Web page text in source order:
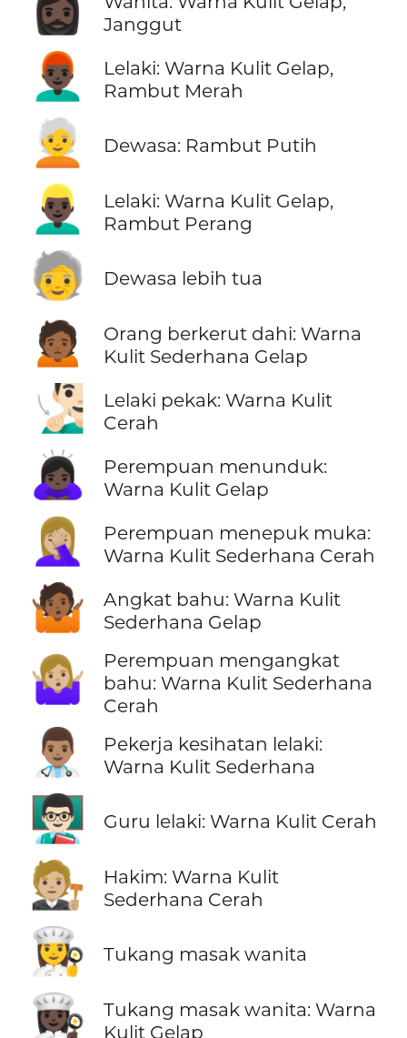
Janggut
👨🏿‍🦰
Lelaki: Warna Kulit Gelap,
Rambut Merah
🧑‍🦳 Dewasa: Rambut Putih
👱🏿‍♂️
Lelaki: Warna Kulit Gelap,
Rambut Perang
🧓 Dewasa lebih tua
🙍🏾
Orang berkerut dahi: Warna
Kulit Sederhana Gelap
🧏🏻‍♂️
Lelaki pekak: Warna Kulit
Cerah
🙇🏿‍♀️
Perempuan menunduk:
Warna Kulit Gelap
🤦🏼‍♀️
Perempuan menepuk muka:
Warna Kulit Sederhana Cerah
🤷🏾
Angkat bahu: Warna Kulit
Sederhana Gelap
🤷🏼‍♀️
Perempuan mengangkat
bahu: Warna Kulit Sederhana
Cerah
👨🏽‍⚕️
Pekerja kesihatan lelaki:
Warna Kulit Sederhana
👨🏻‍🏫 Guru lelaki: Warna Kulit Cerah
🧑🏼‍⚖️
Hakim: Warna Kulit
Sederhana Cerah
👩‍🍳 Tukang masak wanita
👩🏿‍🍳
Tukang masak wanita: Warna
Kulit Gelap